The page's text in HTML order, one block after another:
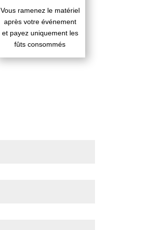
Vous ramenez le matériel
après votre événement
et payez uniquement les
fûts consommés